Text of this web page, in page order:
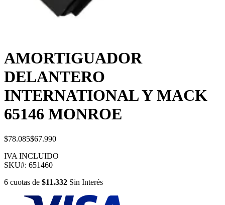
AMORTIGUADOR
DELANTERO
INTERNATIONAL Y MACK
65146 MONROE
$78.085$67.990
IVA INCLUIDO
SKU#: 651460
6 cuotas de $11.332 Sin Interés